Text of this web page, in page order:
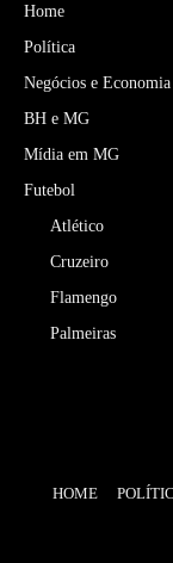
Home
Política
Negócios e Economia
BH e MG
Mídia em MG
Futebol
Atlético
Cruzeiro
Flamengo
Palmeiras
HOME